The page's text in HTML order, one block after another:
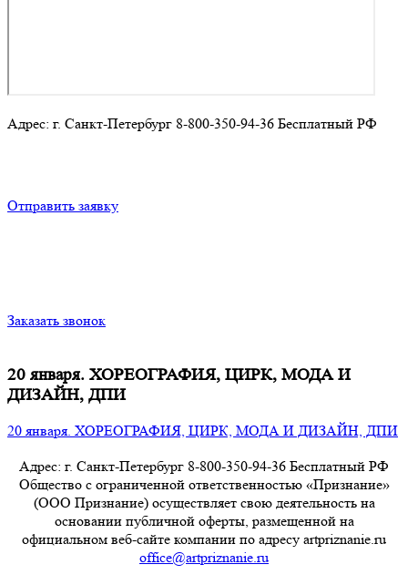
Адрес: г. Санкт-Петербург 8-800-350-94-36 Бесплатный РФ
Отправить заявку
Заказать звонок
20 января. ХОРЕОГРАФИЯ, ЦИРК, МОДА И
ДИЗАЙН, ДПИ
20 января. ХОРЕОГРАФИЯ, ЦИРК, МОДА И ДИЗАЙН, ДПИ
Адрес: г. Санкт-Петербург 8-800-350-94-36 Бесплатный РФ
Общество с ограниченной ответственностью «Признание»
(ООО Признание) осуществляет свою деятельность на
основании публичной оферты, размещенной на
официальном веб-сайте компании по адресу artpriznanie.ru
office@artpriznanie.ru